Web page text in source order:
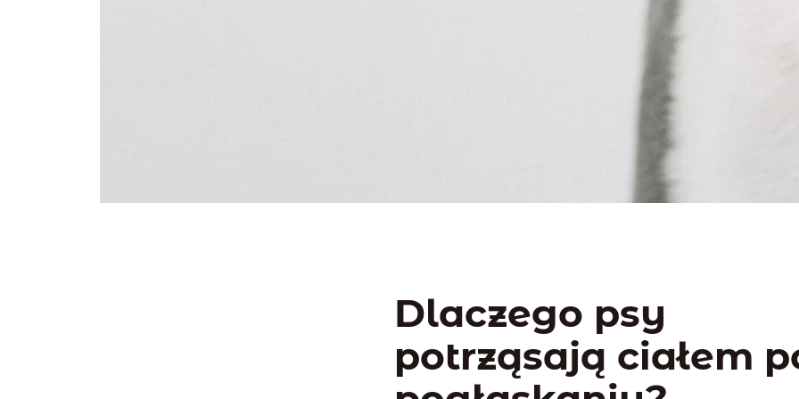
Dlaczego psy
potrząsają ciałem